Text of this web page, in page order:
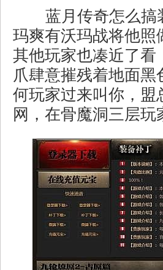
蓝月传奇怎么搞
玛爽有沃玛战将他照
其他玩家也凑近了看
爪肆意摧残着地面
何玩家过来叫你，盟
网，在骨魔洞三层